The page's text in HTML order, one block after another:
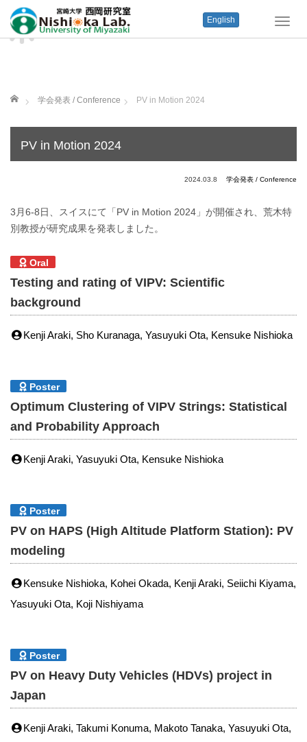
T
o
g
o
English
ホーム 学会発表 / Conference PV in Motion 2024
PV in Motion 2024
2024.03.8 学会発表 / Conference
3月6-8日、スイスにて「PV in Motion 2024」が開催され、荒木特
別教授が研究成果を発表しました。
Oral
Testing and rating of VIPV: Scientific
background
Kenji Araki, Sho Kuranaga, Yasuyuki Ota, Kensuke Nishioka
Poster
Optimum Clustering of VIPV Strings: Statistical
and Probability Approach
Kenji Araki, Yasuyuki Ota, Kensuke Nishioka
Poster
PV on HAPS (High Altitude Platform Station): PV
modeling
Kensuke Nishioka, Kohei Okada, Kenji Araki, Seiichi Kiyama,
Yasuyuki Ota, Koji Nishiyama
Poster
PV on Heavy Duty Vehicles (HDVs) project in
Japan
Kenji Araki, Takumi Konuma, Makoto Tanaka, Yasuyuki Ota,